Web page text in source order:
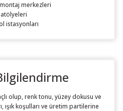
merkezleri
istasyonları
olup, renk tonu, yüzey dokusu ve
koşulları ve üretim partilerine